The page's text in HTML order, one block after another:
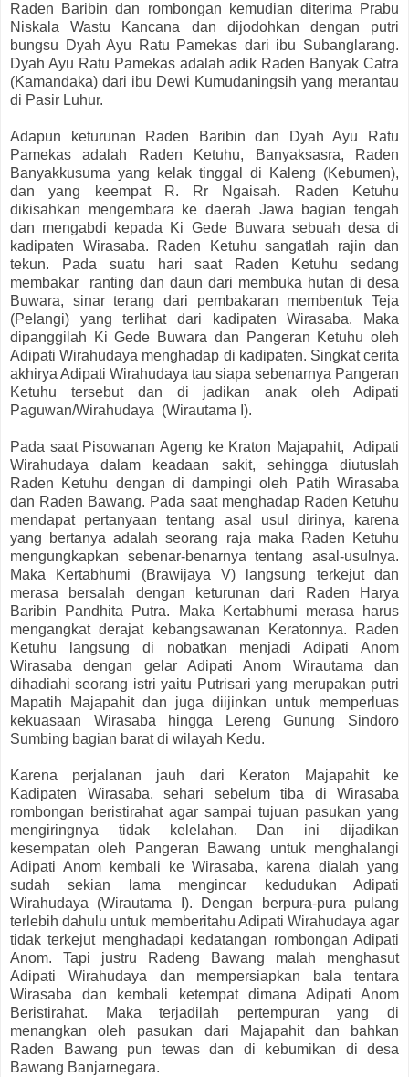
Raden Baribin dan rombongan kemudian diterima Prabu
Niskala Wastu Kancana dan dijodohkan dengan putri
bungsu Dyah Ayu Ratu Pamekas dari ibu Subanglarang.
Dyah Ayu Ratu Pamekas adalah adik Raden Banyak Catra
(Kamandaka) dari ibu Dewi Kumudaningsih yang merantau
di Pasir Luhur.
Adapun keturunan Raden Baribin dan Dyah Ayu Ratu
Pamekas adalah Raden Ketuhu, Banyaksasra, Raden
Banyakkusuma yang kelak tinggal di Kaleng (Kebumen),
dan yang keempat R. Rr Ngaisah. Raden Ketuhu
dikisahkan mengembara ke daerah Jawa bagian tengah
dan mengabdi kepada Ki Gede Buwara sebuah desa di
kadipaten Wirasaba. Raden Ketuhu sangatlah rajin dan
tekun. Pada suatu hari saat Raden Ketuhu sedang
membakar ranting dan daun dari membuka hutan di desa
Buwara, sinar terang dari pembakaran membentuk Teja
(Pelangi) yang terlihat dari kadipaten Wirasaba. Maka
dipanggilah Ki Gede Buwara dan Pangeran Ketuhu oleh
Adipati Wirahudaya menghadap di kadipaten. Singkat cerita
akhirya Adipati Wirahudaya tau siapa sebenarnya Pangeran
Ketuhu tersebut dan di jadikan anak oleh Adipati
Paguwan/Wirahudaya (Wirautama I).
Pada saat Pisowanan Ageng ke Kraton Majapahit, Adipati
Wirahudaya dalam keadaan sakit, sehingga diutuslah
Raden Ketuhu dengan di dampingi oleh Patih Wirasaba
dan Raden Bawang. Pada saat menghadap Raden Ketuhu
mendapat pertanyaan tentang asal usul dirinya, karena
yang bertanya adalah seorang raja maka Raden Ketuhu
mengungkapkan sebenar-benarnya tentang asal-usulnya.
Maka Kertabhumi (Brawijaya V) langsung terkejut dan
merasa bersalah dengan keturunan dari Raden Harya
Baribin Pandhita Putra. Maka Kertabhumi merasa harus
mengangkat derajat kebangsawanan Keratonnya. Raden
Ketuhu langsung di nobatkan menjadi Adipati Anom
Wirasaba dengan gelar Adipati Anom Wirautama dan
dihadiahi seorang istri yaitu Putrisari yang merupakan putri
Mapatih Majapahit dan juga diijinkan untuk memperluas
kekuasaan Wirasaba hingga Lereng Gunung Sindoro
Sumbing bagian barat di wilayah Kedu.
Karena perjalanan jauh dari Keraton Majapahit ke
Kadipaten Wirasaba, sehari sebelum tiba di Wirasaba
rombongan beristirahat agar sampai tujuan pasukan yang
mengiringnya tidak kelelahan. Dan ini dijadikan
kesempatan oleh Pangeran Bawang untuk menghalangi
Adipati Anom kembali ke Wirasaba, karena dialah yang
sudah sekian lama mengincar kedudukan Adipati
Wirahudaya (Wirautama I). Dengan berpura-pura pulang
terlebih dahulu untuk memberitahu Adipati Wirahudaya agar
tidak terkejut menghadapi kedatangan rombongan Adipati
Anom. Tapi justru Radeng Bawang malah menghasut
Adipati Wirahudaya dan mempersiapkan bala tentara
Wirasaba dan kembali ketempat dimana Adipati Anom
Beristirahat. Maka terjadilah pertempuran yang di
menangkan oleh pasukan dari Majapahit dan bahkan
Raden Bawang pun tewas dan di kebumikan di desa
Bawang Banjarnegara.